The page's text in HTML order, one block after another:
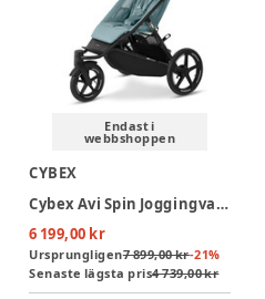
Endast i
webbshoppen
CYBEX
Cybex Avi Spin Joggingvagn - Stormy Blue
6 199,00 kr
Ursprungligen7 899,00 kr-21%
Senaste lägsta pris4 739,00 kr